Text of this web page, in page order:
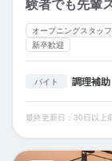
オープニングスタッ
新卒歓迎
バイト 調理補助
最終更新日：30日以上